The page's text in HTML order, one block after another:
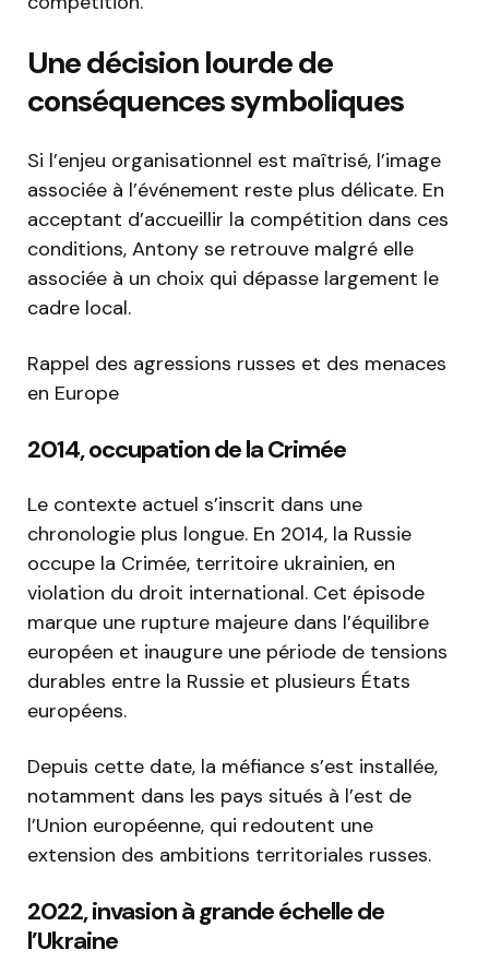
Une décision lourde de
conséquences symboliques
Si l’enjeu organisationnel est maîtrisé, l’image
associée à l’événement reste plus délicate. En
acceptant d’accueillir la compétition dans ces
conditions, Antony se retrouve malgré elle
associée à un choix qui dépasse largement le
cadre local.
Rappel des agressions russes et des menaces
en Europe
2014, occupation de la Crimée
Le contexte actuel s’inscrit dans une
chronologie plus longue. En 2014, la Russie
occupe la Crimée, territoire ukrainien, en
violation du droit international. Cet épisode
marque une rupture majeure dans l’équilibre
européen et inaugure une période de tensions
durables entre la Russie et plusieurs États
européens.
Depuis cette date, la méfiance s’est installée,
notamment dans les pays situés à l’est de
l’Union européenne, qui redoutent une
extension des ambitions territoriales russes.
2022, invasion à grande échelle de
l’Ukraine